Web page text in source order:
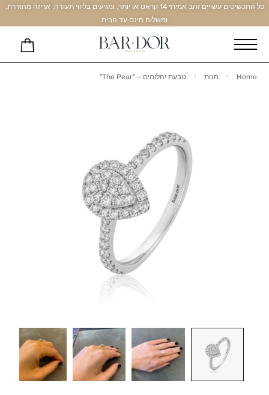
כל התכשיטים עשויים זהב אמיתי 14 קראט או יותר, ומגיעים בליווי תעודה, אריזה מהודרת,
ומשלוח חינם עד הבית
Home חנות טבעת יהלומים – "The Pear"